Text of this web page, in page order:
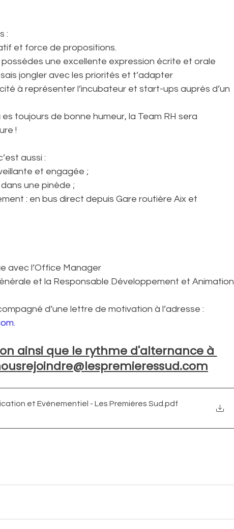
:
et force de propositions.
possèdes une excellente expression écrite et orale
jongler avec les priorités et t’adapter
à représenter l’incubateur et start-ups auprès d’un
toujours de bonne humeur, la Team RH sera
!
aussi :
et engagée ;
une pinède ;
: en bus direct depuis Gare routière Aix et
avec l’Office Manager
et la Responsable Développement et Animation
d’une lettre de motivation à l’adresse :
.
ainsi que le rythme d'alternance à
et Evénementiel - Les Premières Sud .pdf